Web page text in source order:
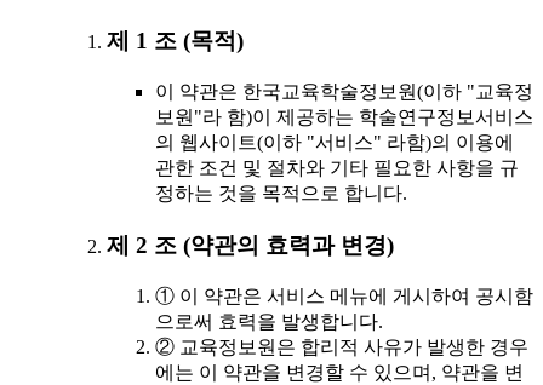
제 1 조 (목적)
이 약관은 한국교육학술정보원(이하 "교육정
보원"라 함)이 제공하는 학술연구정보서비스
의 웹사이트(이하 "서비스" 라함)의 이용에
관한 조건 및 절차와 기타 필요한 사항을 규
정하는 것을 목적으로 합니다.
제 2 조 (약관의 효력과 변경)
① 이 약관은 서비스 메뉴에 게시하여 공시함
으로써 효력을 발생합니다.
② 교육정보원은 합리적 사유가 발생한 경우
에는 이 약관을 변경할 수 있으며, 약관을 변